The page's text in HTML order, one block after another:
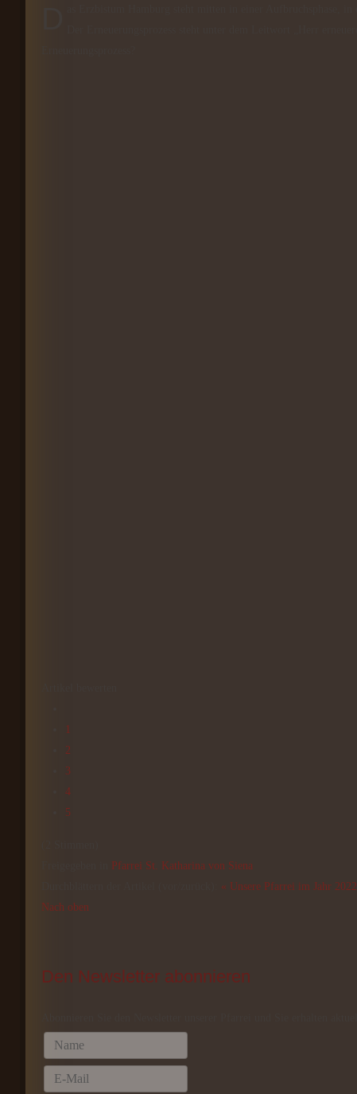
1
2
3
4
5
Pfarrei St. Katharina von Siena
« Unsere Pfarrei im Jahr 2022
Nach oben
Den Newsletter abonnieren